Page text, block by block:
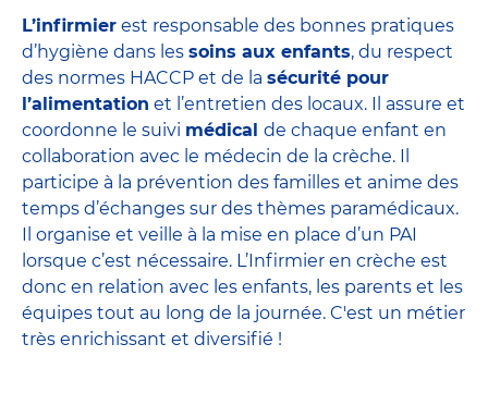
L’infirmier est responsable des bonnes pratiques
d’hygiène dans les soins aux enfants, du respect
des normes HACCP et de la sécurité pour
l’alimentation et l’entretien des locaux. Il assure et
coordonne le suivi médical de chaque enfant en
collaboration avec le médecin de la crèche. Il
participe à la prévention des familles et anime des
temps d’échanges sur des thèmes paramédicaux.
Il organise et veille à la mise en place d’un PAI
lorsque c’est nécessaire. L’Infirmier en crèche est
donc en relation avec les enfants, les parents et les
équipes tout au long de la journée. C'est un métier
très enrichissant et diversifié !